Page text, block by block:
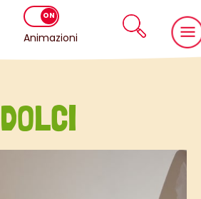
Animazioni